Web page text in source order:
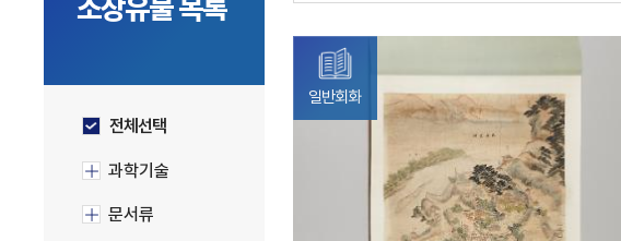
소장유물 목록
전체선택
과학기술
문서류
일반회화